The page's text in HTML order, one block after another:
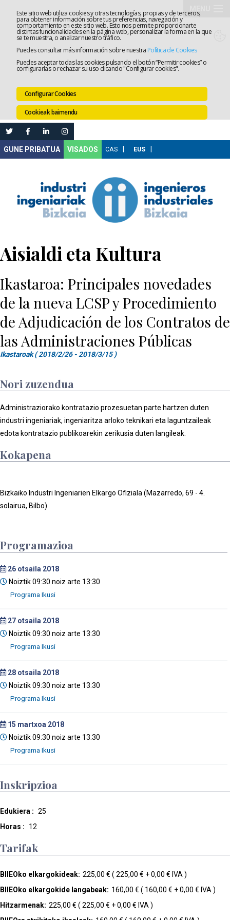
Este sitio web utiliza cookies y otras tecnologías, propias y de terceros,
para obtener información sobre tus preferencias, navegación y
comportamiento en este sitio web. Esto nos permite proporcionarte
distintas funcionalidades en la página web, personalizar la forma en la que
se te muestra, o analizar nuestro tráfico.
Puedes consultar más información sobre nuestra Política de Cookies
Puedes aceptar todas las cookies pulsando el botón “Permitir cookies” o
configurarlas o rechazar su uso clicando "Configurar cookies".
Configurar Cookies
Cookieak baimendu
VISADOS
Aisialdi eta Kultura
Ikastaroa: Principales novedades
de la nueva LCSP y Procedimiento
de Adjudicación de los Contratos de
las Administraciones Públicas
Ikastaroak ( 2018/2/26 - 2018/3/15 )
Nori zuzendua
Administraziorako kontratazio prozesuetan parte hartzen duten
industri ingeniariak, ingeniaritza arloko teknikari eta laguntzaileak
edota kontratazio publikoarekin zerikusia duten langileak.
Kokapena
Bizkaiko Industri Ingeniarien Elkargo Ofiziala (Mazarredo, 69 - 4.
solairua, Bilbo)
Programazioa
26 otsaila 2018
Noiztik 09:30 noiz arte 13:30
27 otsaila 2018
Noiztik 09:30 noiz arte 13:30
28 otsaila 2018
Noiztik 09:30 noiz arte 13:30
15 martxoa 2018
Noiztik 09:30 noiz arte 13:30
Inskripzioa
Edukiera : 25
Horas :
12
Tarifak
BIIEOko elkargokideak: 225,00 € ( 225,00 € + 0,00 € IVA )
BIIEOko elkargokide langabeak: 160,00 € ( 160,00 € + 0,00 € IVA )
Hitzarmenak: 225,00 € ( 225,00 € + 0,00 € IVA )
Elkargoa
Lanaren
Leihatila